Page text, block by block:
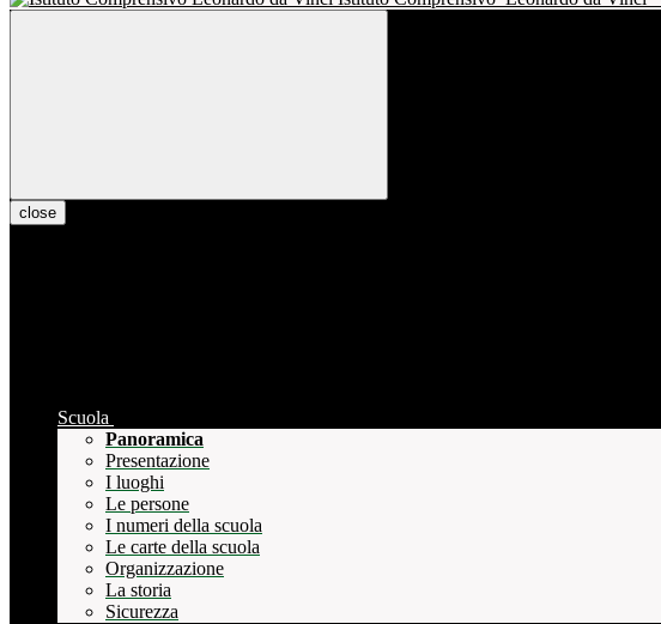
close
Scuola
Panoramica
Presentazione
I luoghi
Le persone
I numeri della scuola
Le carte della scuola
Organizzazione
La storia
Sicurezza